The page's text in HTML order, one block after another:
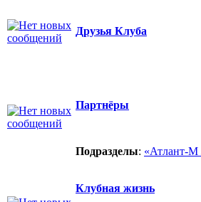
Друзья Клуба
Партнёры
Подразделы: «Атлант-М
Клубная жизнь